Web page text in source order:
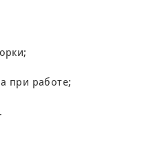
при работе;